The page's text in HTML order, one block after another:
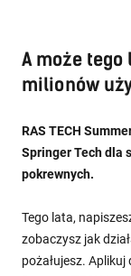
A może
milionów
RAS TECH
Springer Tech dla
pokrewnych.
Tego lata,
zobaczysz jak
pożałujesz.